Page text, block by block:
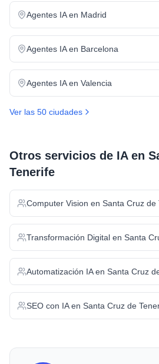
Agentes IAen Madrid
Agentes IAen Barcelona
Agentes IAen Valencia
Ver las 50 ciudades
Otros servicios de IA en
Tenerife
Computer Vision en Santa Cruz de
Transformación Digital en Santa
Automatización IAen Santa Cruz
SEO con IAen Santa Cruz de